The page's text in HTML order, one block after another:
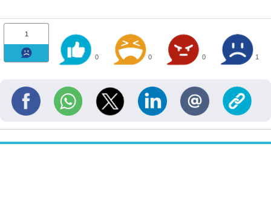
1
0 0 0 1